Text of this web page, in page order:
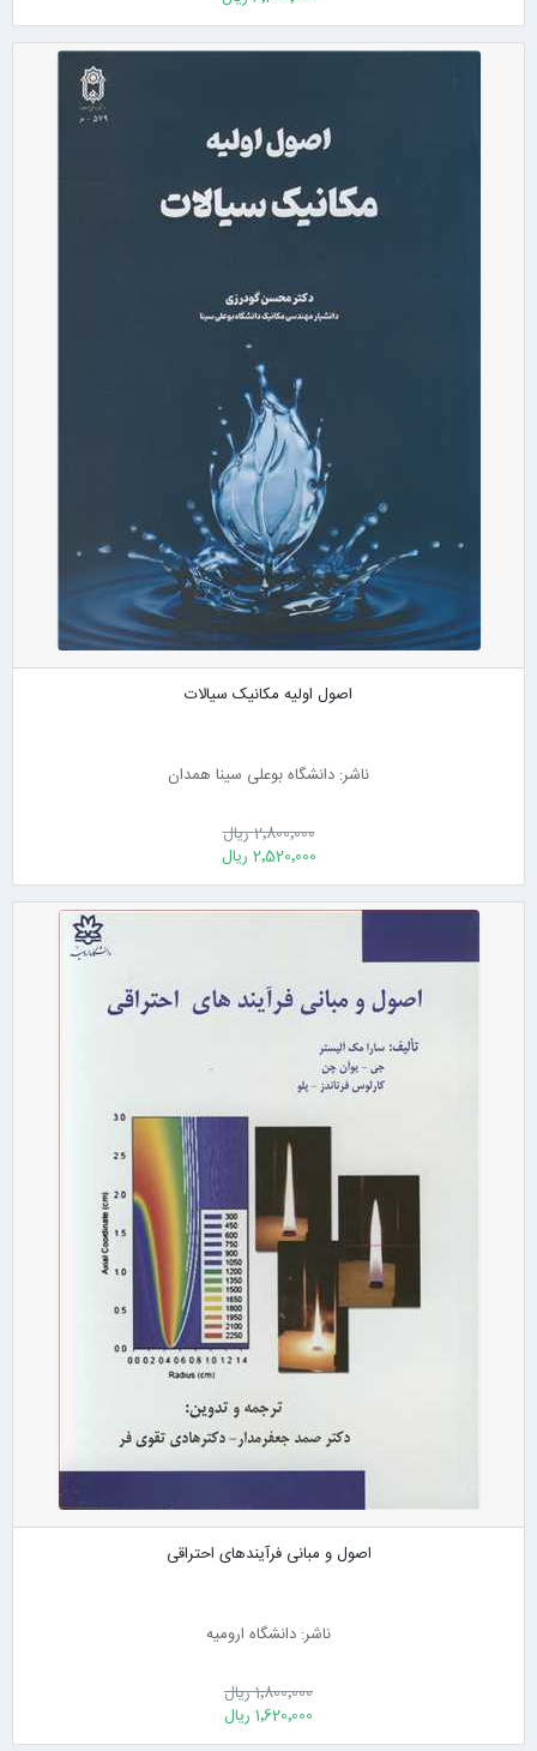
اصول اولیه مکانیک سیالات
ناشر: دانشگاه بوعلی سینا همدان
2٬800٬000 ریال
2٬520٬000 ریال
اصول و مبانی فرآیندهای احتراقی
ناشر: دانشگاه ارومیه
1٬800٬000 ریال
1٬620٬000 ریال